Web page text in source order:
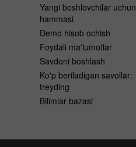
Yangi boshlovchilar uchun
hammasi
Demo hisob ochish
Foydali ma'lumotlar
Savdoni boshlash
Ko'p beriladigan savollar:
treyding
Bilimlar bazasi